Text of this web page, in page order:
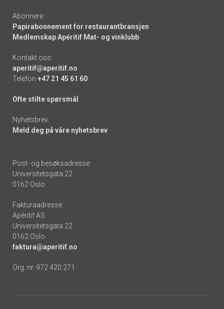
Abonnere:
Papirabonnement for restaurantbransjen
Medlemskap Apéritif Mat- og vinklubb
Kontakt oss:
aperitif@aperitif.no
Telefon +47 21 45 61 60
Ofte stilte spørsmål
Nyhetsbrev:
Meld deg på våre nyhetsbrev
Post- og besøksadresse:
Universitetsgata 22
0162 Oslo
Fakturaadresse:
Apéritif AS
Universitetsgata 22
0162 Oslo
faktura@aperitif.no
Org. nr. 972 420 271